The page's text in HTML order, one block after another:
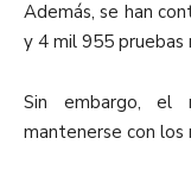
Además, se han
y 4 mil 955 pruebas
Sin embargo, el
mantenerse con